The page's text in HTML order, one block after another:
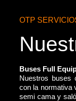
OTP
Buses Full
Nuestros buses
con la normativa
semi cama y